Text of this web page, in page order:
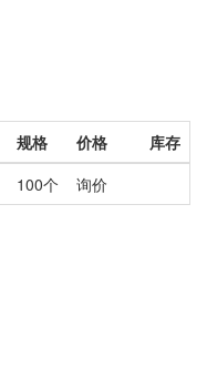
规格 价格
库存
100个 询价